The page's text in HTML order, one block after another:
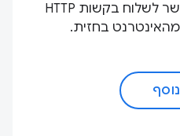
מאפשר לשלוח בקשות HTTP
מהאינטרנט בחזית.